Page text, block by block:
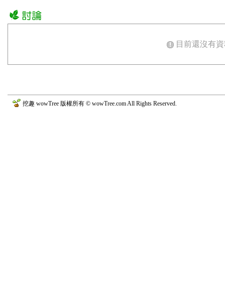
目前還沒有
挖趣 wowTree 版權所有 © wowTree.com All Rights Reserved.